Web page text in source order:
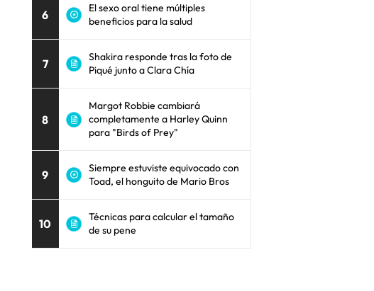
6
El sexo oral tiene múltiples
beneficios para la salud
7
Shakira responde tras la foto de
Piqué junto a Clara Chía
8
Margot Robbie cambiará
completamente a Harley Quinn
para "Birds of Prey"
9
Siempre estuviste equivocado con
Toad, el honguito de Mario Bros
10
Técnicas para calcular el tamaño
de su pene